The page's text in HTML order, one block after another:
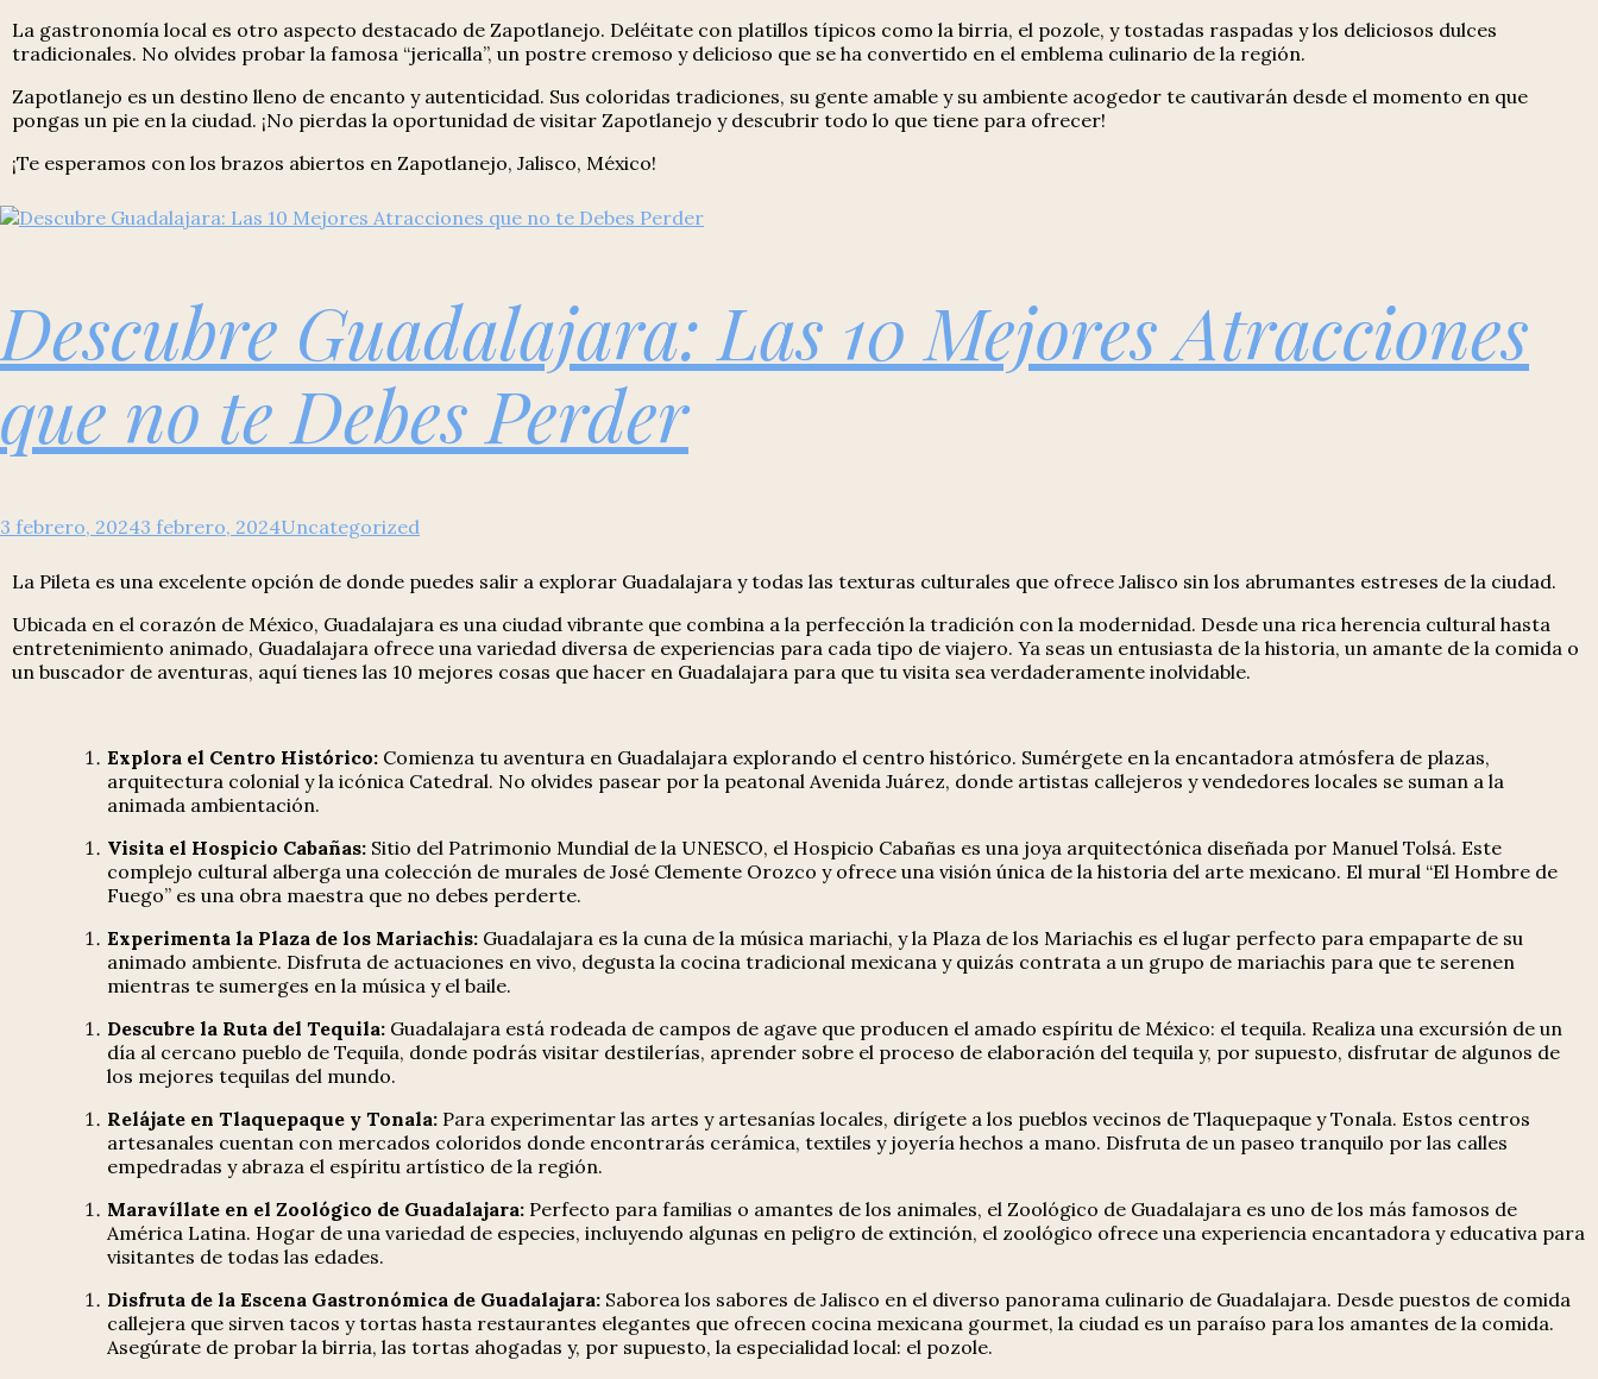
La gastronomía local es otro aspecto destacado de Zapotlanejo. Deléitate con platillos típicos como la birria, el pozole, y tostadas raspadas y los deliciosos dulces
tradicionales. No olvides probar la famosa “jericalla”, un postre cremoso y delicioso que se ha convertido en el emblema culinario de la región.
Zapotlanejo es un destino lleno de encanto y autenticidad. Sus coloridas tradiciones, su gente amable y su ambiente acogedor te cautivarán desde el momento en que
pongas un pie en la ciudad. ¡No pierdas la oportunidad de visitar Zapotlanejo y descubrir todo lo que tiene para ofrecer!
¡Te esperamos con los brazos abiertos en Zapotlanejo, Jalisco, México!
Descubre Guadalajara: Las 10 Mejores Atracciones
que no te Debes Perder
3 febrero, 20243 febrero, 2024Uncategorized
La Pileta es una excelente opción de donde puedes salir a explorar Guadalajara y todas las texturas culturales que ofrece Jalisco sin los abrumantes estreses de la ciudad.
Ubicada en el corazón de México, Guadalajara es una ciudad vibrante que combina a la perfección la tradición con la modernidad. Desde una rica herencia cultural hasta
entretenimiento animado, Guadalajara ofrece una variedad diversa de experiencias para cada tipo de viajero. Ya seas un entusiasta de la historia, un amante de la comida o
un buscador de aventuras, aquí tienes las 10 mejores cosas que hacer en Guadalajara para que tu visita sea verdaderamente inolvidable.
Explora el Centro Histórico: Comienza tu aventura en Guadalajara explorando el centro histórico. Sumérgete en la encantadora atmósfera de plazas,
arquitectura colonial y la icónica Catedral. No olvides pasear por la peatonal Avenida Juárez, donde artistas callejeros y vendedores locales se suman a la
animada ambientación.
Visita el Hospicio Cabañas: Sitio del Patrimonio Mundial de la UNESCO, el Hospicio Cabañas es una joya arquitectónica diseñada por Manuel Tolsá. Este
complejo cultural alberga una colección de murales de José Clemente Orozco y ofrece una visión única de la historia del arte mexicano. El mural “El Hombre de
Fuego” es una obra maestra que no debes perderte.
Experimenta la Plaza de los Mariachis: Guadalajara es la cuna de la música mariachi, y la Plaza de los Mariachis es el lugar perfecto para empaparte de su
animado ambiente. Disfruta de actuaciones en vivo, degusta la cocina tradicional mexicana y quizás contrata a un grupo de mariachis para que te serenen
mientras te sumerges en la música y el baile.
Descubre la Ruta del Tequila: Guadalajara está rodeada de campos de agave que producen el amado espíritu de México: el tequila. Realiza una excursión de un
día al cercano pueblo de Tequila, donde podrás visitar destilerías, aprender sobre el proceso de elaboración del tequila y, por supuesto, disfrutar de algunos de
los mejores tequilas del mundo.
Relájate en Tlaquepaque y Tonala: Para experimentar las artes y artesanías locales, dirígete a los pueblos vecinos de Tlaquepaque y Tonala. Estos centros
artesanales cuentan con mercados coloridos donde encontrarás cerámica, textiles y joyería hechos a mano. Disfruta de un paseo tranquilo por las calles
empedradas y abraza el espíritu artístico de la región.
Maravíllate en el Zoológico de Guadalajara: Perfecto para familias o amantes de los animales, el Zoológico de Guadalajara es uno de los más famosos de
América Latina. Hogar de una variedad de especies, incluyendo algunas en peligro de extinción, el zoológico ofrece una experiencia encantadora y educativa para
visitantes de todas las edades.
Disfruta de la Escena Gastronómica de Guadalajara: Saborea los sabores de Jalisco en el diverso panorama culinario de Guadalajara. Desde puestos de comida
callejera que sirven tacos y tortas hasta restaurantes elegantes que ofrecen cocina mexicana gourmet, la ciudad es un paraíso para los amantes de la comida.
Asegúrate de probar la birria, las tortas ahogadas y, por supuesto, la especialidad local: el pozole.